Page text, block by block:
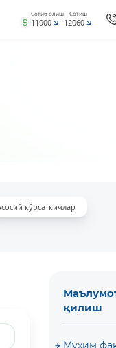
Сотиб олиш
11900
Сотиш
12060
кўрсаткичлар
қилиш
Муҳим